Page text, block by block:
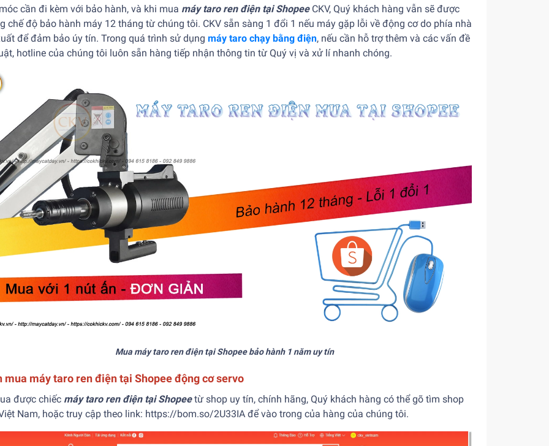
cần đi kèm với bảo hành, và khi mua máy taro ren điện tại ShopeeCKV, Quý khách hàng vẫn sẽ được
chế độ bảo hành máy 12 tháng từ chúng tôi. CKV sẵn sàng 1 đổi 1 nếu máy gặp lỗi về động cơ do phía nhà
để đảm bảo úy tín. Trong quá trình sử dụng máy taro chạy bằng điện, nếu cần hỗ trợ thêm và các vấn đề
hotline của chúng tôi luôn sẵn hàng tiếp nhận thông tin từ Quý vị và xử lí nhanh chóng.
Mua máy taro ren điện tại Shopee bảo hành 1 năm uy tín
mua máy taro ren điện tại Shopee động cơ servo
được chiếc máy taro ren điện tại Shopeetừ shop uy tín, chính hãng, Quý khách hàng có thể gõ tìm shop
Nam, hoặc truy cập theo link: https://bom.so/2U33IA để vào trong của hàng của chúng tôi.